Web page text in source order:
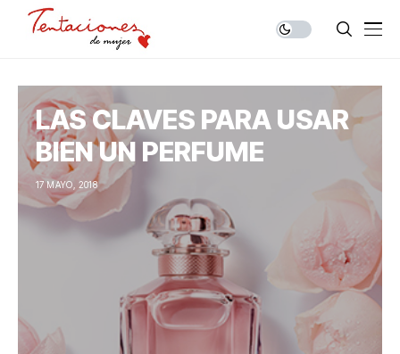
LAS CLAVES PARA USAR
BIEN UN PERFUME
17 MAYO, 2018